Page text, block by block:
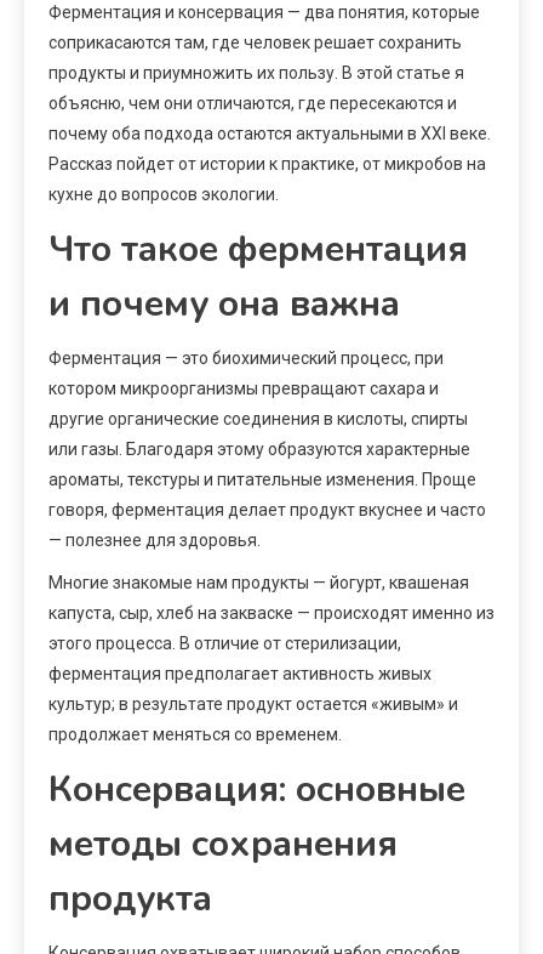
Ферментация и консервация — два понятия, которые
соприкасаются там, где человек решает сохранить
продукты и приумножить их пользу. В этой статье я
объясню, чем они отличаются, где пересекаются и
почему оба подхода остаются актуальными в XXI веке.
Рассказ пойдет от истории к практике, от микробов на
кухне до вопросов экологии.
Что такое ферментация
и почему она важна
Ферментация — это биохимический процесс, при
котором микроорганизмы превращают сахара и
другие органические соединения в кислоты, спирты
или газы. Благодаря этому образуются характерные
ароматы, текстуры и питательные изменения. Проще
говоря, ферментация делает продукт вкуснее и часто
— полезнее для здоровья.
Многие знакомые нам продукты — йогурт, квашеная
капуста, сыр, хлеб на закваске — происходят именно из
этого процесса. В отличие от стерилизации,
ферментация предполагает активность живых
культур; в результате продукт остается «живым» и
продолжает меняться со временем.
Консервация: основные
методы сохранения
продукта